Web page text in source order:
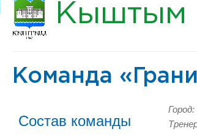
Кыштым
Команда
Состав команды
Город: